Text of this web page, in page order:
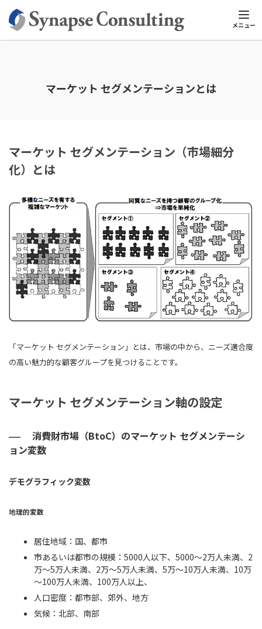
メニュー
シナプスTOP マーケティング用語集 サ行 マーケット セグメ
マーケット セグメンテーションとは
マーケット セグメンテーション（市場細分
化）とは
「マーケット セグメンテーション」とは、市場の中から、ニーズ適合度
の高い魅力的な顧客グループを見つけることです。
マーケット セグメンテーション軸の設定
消費財市場（BtoC）のマーケット セグメンテーシ
ョン変数
デモグラフィック変数
地理的変数
居住地域：国、都市
市あるいは都市の規模：5000人以下、5000～2万人未満、2
万～5万人未満、2万～5万人未満、5万～10万人未満、10万
～100万人未満、100万人以上、
人口密度：都市部、郊外、地方
気候：北部、南部